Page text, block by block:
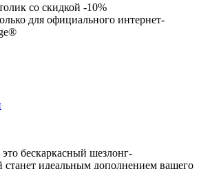
со скидкой -10%
для официального интернет-
бескаркасный шезлонг-
станет идеальным дополнением вашего